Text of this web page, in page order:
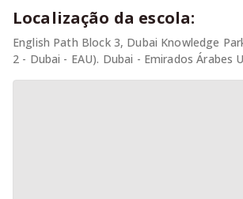
Localização da escola:
English Path Block 3, Dubai Knowledge
2 - Dubai - EAU). Dubai - Emirados Árabes